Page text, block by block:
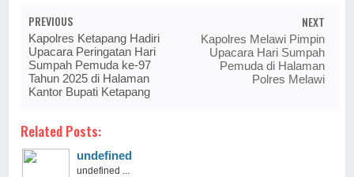
PREVIOUS
Kapolres Ketapang Hadiri
Upacara Peringatan Hari
Sumpah Pemuda ke-97
Tahun 2025 di Halaman
Kantor Bupati Ketapang
NEXT
Kapolres Melawi Pimpin
Upacara Hari Sumpah
Pemuda di Halaman
Polres Melawi
Related Posts:
undefined
undefined ...